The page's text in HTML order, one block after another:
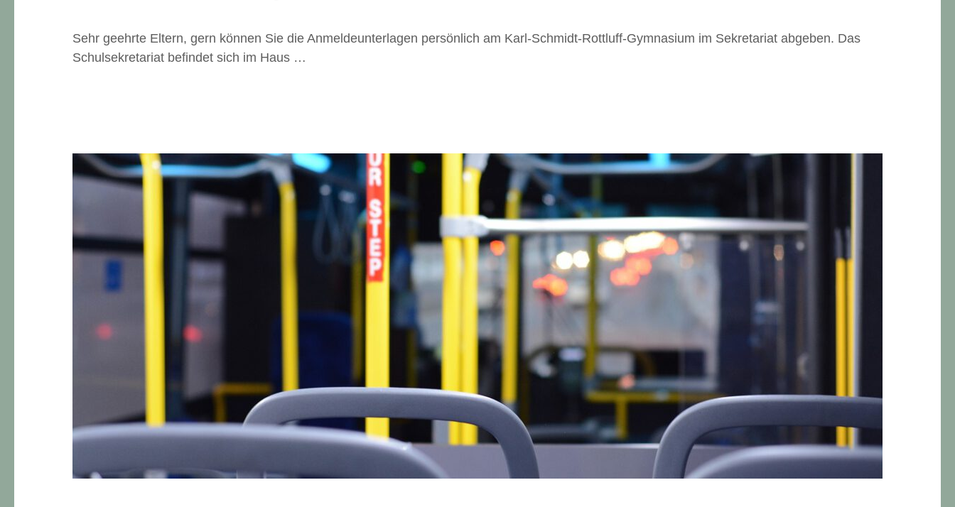
Sehr geehrte Eltern, gern können Sie die Anmeldeunterlagen persönlich am Karl-Schmidt-Rottluff-Gymnasium im Sekretariat abgeben. Das
Schulsekretariat befindet sich im Haus …